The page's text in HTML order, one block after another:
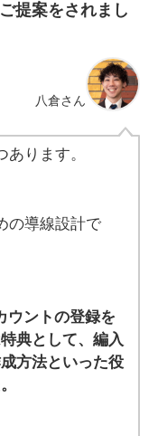
提案をされまし
八倉さん
ります。
の導線設計で
ウントの登録を
典として、編入
方法といった役